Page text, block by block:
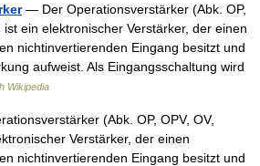
— Der Operationsverstärker (Abk. OP,
ist ein elektronischer Verstärker, der einen
nichtinvertierenden Eingang besitzt und
aufweist. Als Eingangsschaltung wird
Wikipedia
(Abk. OP, OPV, OV,
Verstärker, der einen
nichtinvertierenden Eingang besitzt und